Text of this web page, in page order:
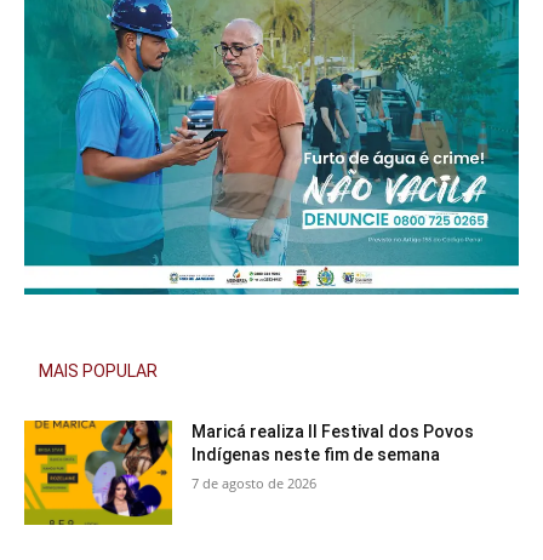
MAIS POPULAR
Maricá realiza II Festival dos Povos
Indígenas neste fim de semana
7 de agosto de 2026